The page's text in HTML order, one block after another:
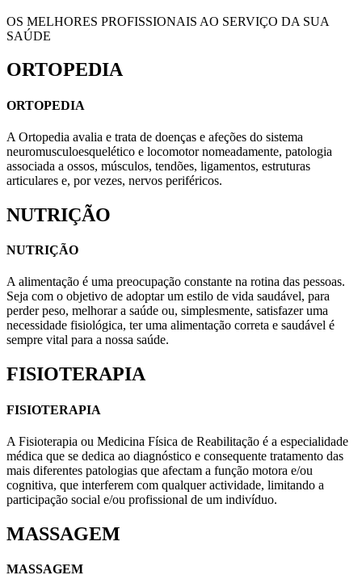
OS MELHORES PROFISSIONAIS AO SERVIÇO DA SUA
SAÚDE
ORTOPEDIA
ORTOPEDIA
A Ortopedia avalia e trata de doenças e afeções do sistema
neuromusculoesquelético e locomotor nomeadamente, patologia
associada a ossos, músculos, tendões, ligamentos, estruturas
articulares e, por vezes, nervos periféricos.
NUTRIÇÃO
NUTRIÇÃO
A alimentação é uma preocupação constante na rotina das pessoas.
Seja com o objetivo de adoptar um estilo de vida saudável, para
perder peso, melhorar a saúde ou, simplesmente, satisfazer uma
necessidade fisiológica, ter uma alimentação correta e saudável é
sempre vital para a nossa saúde.
FISIOTERAPIA
FISIOTERAPIA
A Fisioterapia ou Medicina Física de Reabilitação é a especialidade
médica que se dedica ao diagnóstico e consequente tratamento das
mais diferentes patologias que afectam a função motora e/ou
cognitiva, que interferem com qualquer actividade, limitando a
participação social e/ou profissional de um indivíduo.
MASSAGEM
MASSAGEM